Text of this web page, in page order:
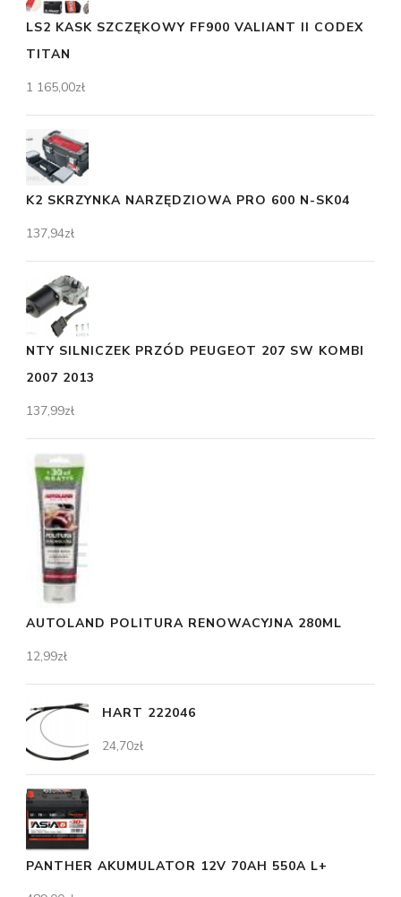
LS2 KASK SZCZĘKOWY FF900 VALIANT II CODEX
TITAN
1 165,00zł
K2 SKRZYNKA NARZĘDZIOWA PRO 600 N-SK04
137,94zł
NTY SILNICZEK PRZÓD PEUGEOT 207 SW KOMBI
2007 2013
137,99zł
AUTOLAND POLITURA RENOWACYJNA 280ML
12,99zł
HART 222046
24,70zł
PANTHER AKUMULATOR 12V 70AH 550A L+